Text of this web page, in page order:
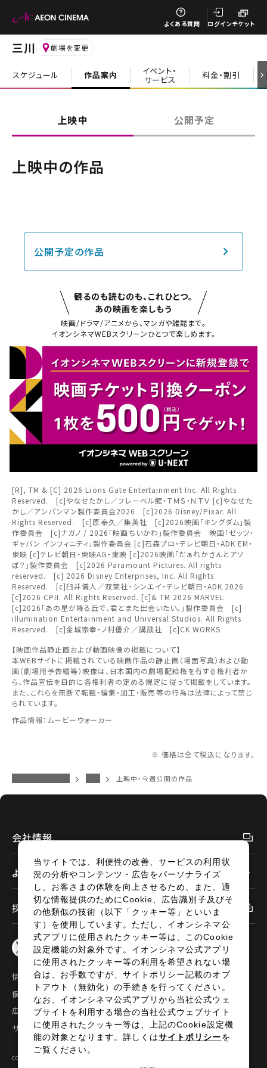
よくある質問 ログインチケット
閉じる
チケット購入
チケットの購入は下記リンクより、ご覧になりたい作品を選
択しご購入ください。
上映スケジュールを確認する
その他の劇場を選ぶ
無料のワタシアターライト会員もあります。
予約を確認・変更する
チケットの予約状況の確認及び予約を変更したい場合は、
下記リンクよりご確認ください。
予約を確認する
予約を変更する
三川 劇場を変更
スケジュール 作品案内 イベント・
サービス 料金・割引
閉じる
お近くの劇場から選ぶ
天童
都道府県から選ぶ
北海道
東北
関東
北越
中部
近畿
中国・四国
上映中 公開予定
上映中の作品
公開予定の作品
観るのも読むのも、これひとつ。
あの映画を楽しもう
映画/ドラマ/アニメから、マンガや雑誌まで。
イオンシネマWEBスクリーンひとつで楽しめます。
[R], TM & [C] 2026 Lions Gate Entertainment Inc. All Rights
Reserved. [c]やなせたかし／フレーベル館・ＴＭＳ・ＮＴＶ [c]やなせた
かし／アンパンマン製作委員会2026 [c]2026 Disney/Pixar. All
Rights Reserved. [c]原泰久／集英社 [c]2026映画「キングダム」製
作委員会 [c]ナガノ / 2026「映画ちいかわ」製作委員会 映画「ゼッツ・
ギャバン インフィニティ」製作委員会 [c]石森プロ・テレビ朝日・ADK EM・
東映 [c]テレビ朝日・東映AG・東映 [c]2026映画「だぁれかさんとアソ
ぼ？」製作委員会 [c]2026 Paramount Pictures. All rights
reserved. [c] 2026 Disney Enterprises, Inc. All Rights
Reserved. [c]臼井儀人／双葉社・シンエイ・テレビ朝日・ADK 2026
[c]2026 CPII. All Rights Reserved. [c]& TM 2026 MARVEL
[c]2026「あの星が降る丘で、君とまた出会いたい。」製作委員会 [c]
illumination Entertainment and Universal Studios. All Rights
Reserved. [c]金城宗幸・ノ村優介／講談社 [c]CK WORKS
【映画作品静止画および動画映像の掲載について】
本WEBサイトに掲載されている映画作品の静止画（場面写真）および動
画（劇場用予告編等）映像は、日本国内の劇場配給権を有する権利者か
ら、作品宣伝を目的に各権利者の定める規定に従って掲載をしています。
また、これらを無断で転載・編集・加工・販売等の行為は法律によって禁じ
られています。
作品情報：ムービーウォーカー
※ 価格は全て税込になります。
上映中・今週公開の作品
会社情報
よくあるご質問
採用情報
情報セキュリティ
サイトポリシー
個人情報の取扱い
お問い合わせ
広告掲載
特定商取引法に基づく表示
サイトマップ
COPYRIGHT©2024 AEON ENTERTAINMENT CO.,LTD ALL RIGHTS RESERVED.
閉じる
閉じる
閉じる
劇場を変更しますか？
劇場を変更すると、STEP2以降で選択いただいた情報は解除
されます。
変更しないで続ける 変更する
閉じる
閉じる
上映日を変更しますか？
上映日を変更すると、STEP3以降で選択いただいた情報は解
除されます。
変更しないで続ける 変更する
閉じる
閉じる
みたい機能のご利用には
ワタシアター会員へのご登録が必要です。
ワタシアター会員へのログイン・ご登録はこちら
閉じる
当サイトでは、利便性の改善、サービスの利用状
況の分析やコンテンツ・広告をパーソナライズ
し、お客さまの体験を向上させるため、また、適
切な情報提供のためにCookie、広告識別子及びそ
の他類似の技術（以下「クッキー等」といいま
す）を使用しています。ただし、イオンシネマ公
式アプリに使用されたクッキー等は、このCookie
設定機能の対象外です。イオンシネマ公式アプリ
に使用されたクッキー等の利用を希望されない場
合は、お手数ですが、サイトポリシー記載のオプ
トアウト（無効化）の手続きを行ってください。
なお、イオンシネマ公式アプリから当社公式ウェ
ブサイトを利用する場合の当社公式ウェブサイト
に使用されたクッキー等は、上記のCookie設定機
能の対象となります。詳しくはサイトポリシーを
ご覧ください。